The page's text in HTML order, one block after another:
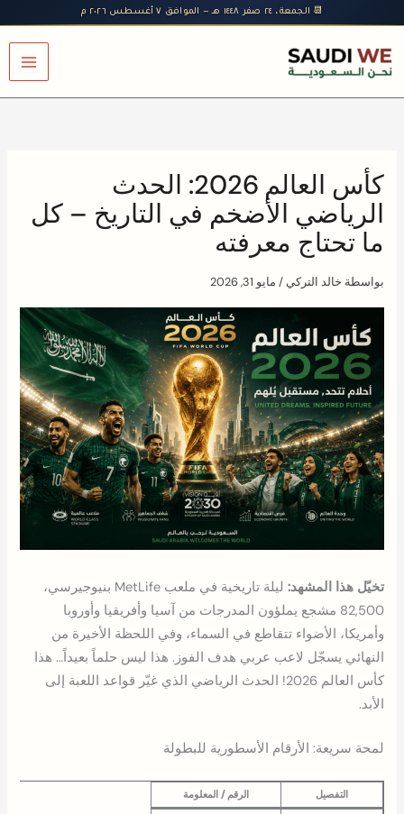
📆 الجمعة، ٢٤ صفر ١٤٤٨ هـ — الموافق ٧ أغسطس ٢٠٢٦ م
المحتوى
كأس العالم 2026: الحدث
الرياضي الأضخم في التاريخ – كل
ما تحتاج معرفته
بواسطة خالد التركي/ مايو 31, 2026
تخيّل هذا المشهد:
ليلة تاريخية في ملعب MetLife بنيوجيرسي،
82,500 مشجع يملؤون المدرجات من آسيا وأفريقيا وأوروبا
وأمريكا، الأضواء تتقاطع في السماء، وفي اللحظة الأخيرة من
النهائي يسجّل لاعب عربي هدف الفوز. هذا ليس حلماً بعيداً… هذا
كأس العالم 2026! الحدث الرياضي الذي غيّر قواعد اللعبة إلى
الأبد.
لمحة سريعة: الأرقام الأسطورية للبطولة
التفصيل الرقم / المعلومة